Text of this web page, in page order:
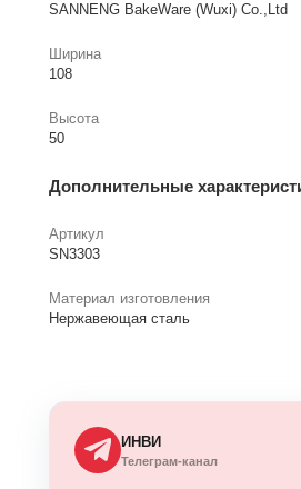
SANNENG BakeWare (Wuxi) Co.,Ltd
Ширина
108
Высота
50
Дополнительные
Артикул
SN3303
Материал изготовления
Нержавеющая сталь
ИНВИ
Телеграм-канал